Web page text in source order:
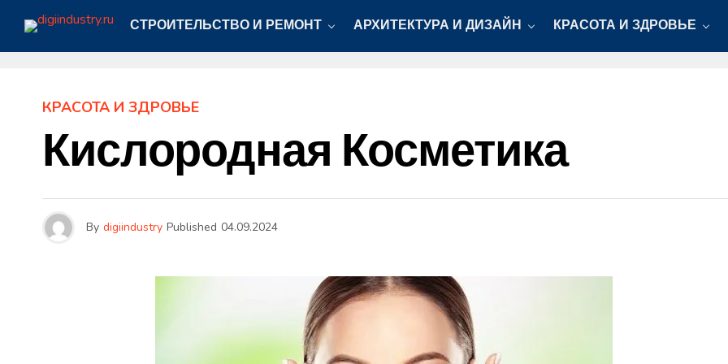
СТРОИТЕЛЬСТВО И РЕМОНТ АРХИТЕКТУРА И ДИЗАЙН КРАСОТА И ЗДРОВЬЕ
КРАСОТА И ЗДРОВЬЕ
Кислородная Косметика
By digiindustry Published 04.09.2024